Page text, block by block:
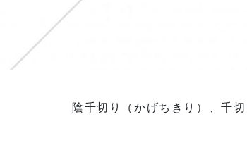
陰千切り（かげちきり）、千切